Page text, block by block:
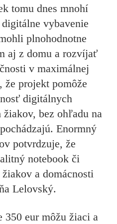
tomu dnes mnohí
vybavenie
plnohodnotne
aj z domu a rozvíjať
v maximálnej
že projekt pomôže
digitálnych
žiakov, bez ohľadu na
Enormný
potvrdzuje, že
notebook či
a domácnosti
Lelovský.
350 eur môžu žiaci a